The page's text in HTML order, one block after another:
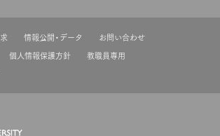
情報公開・データ
お問い合わせ
個人情報保護方針
教職員専用